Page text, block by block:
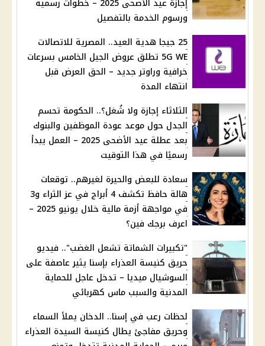
ورسوم الخدمة بالتفصيل
25 جيجا هدية العيد.. المصرية للاتصالات
5G WE تطلق عروض الجيل الخامس بسرعات
خرافية وراوتر جديد – الحق العرض قبل
انتهاء المدة
الثلاثاء إجازة ولا شُغل؟.. الحكومة تحسم
الجدل حول موعد عودة الموظفين والبنوك
بعد عطلة عيد الأضحى 2025 – العمل يبدأ
رسميًا في هذا التوقيت
سعادة للبعض والحيرة لغيرهم.. توقعات
هالة حافظ تكشف 4 أبراج في عز الثراء و3
في مواجهة أزمة مالية خلال يونيو 2025 –
اعرف برجك فين؟
"تكبيرات الشماتة تشعل الغضب".. فيديو
حريق كنيسة العذراء بإسنا يثير عاصفة على
السوشيال ميديا – تدخل عاجل للحماية
المدنية والسبب ماس كهربائي
لحظات رعب في إسنا.. الدخان يملأ السماء
وحريق مفاجئ يطال كنيسة السيدة العذراء